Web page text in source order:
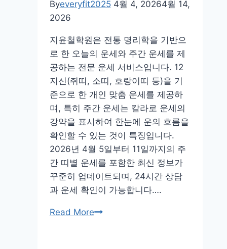
Byeveryfit2025 4월 4, 20264월 14,
2026
지윤철학원은 전통 명리학을 기반으
로 한 오늘의 운세와 주간 운세를 제
공하는 전문 운세 서비스입니다. 12
지신(쥐띠, 소띠, 호랑이띠 등)을 기
준으로 한 개인 맞춤 운세를 제공하
며, 특히 주간 운세는 칼라로 운세의
강약을 표시하여 한눈에 운의 흐름을
확인할 수 있는 것이 특징입니다.
2026년 4월 5일부터 11일까지의 주
간 띠별 운세를 포함한 최신 정보가
꾸준히 업데이트되며, 24시간 상담
과 운세 확인이 가능합니다….
Read More오